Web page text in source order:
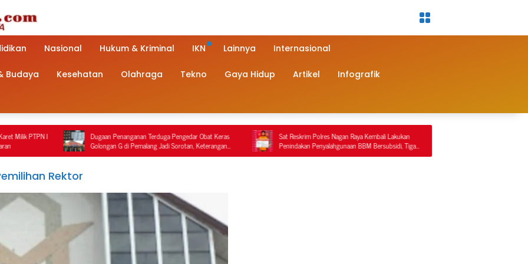
Nasional Hukum & Kriminal IKN Lainnya Internasional
Budaya Kesehatan Olahraga Tekno Gaya Hidup Artikel Infografik
Dugaan Penanganan Terduga Pengedar Obat Keras
Golongan G di Pemalang Jadi Sorotan, Keterangan
Polisi Berbeda dengan Rekaman Video
Sat Reskrim Polres Nagan Raya Kembali Lakukan
Penindakan Penyalahgunaan BBM Bersubsidi, Tiga
Tersangka Ditahan.
Nagan Raya–Aceh Tengah, Publik
Ketegasan APH dan Satgas PKH
Rektor